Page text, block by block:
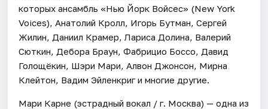
которых ансамбль «Нью Йорк Войсес» (New York
Voices), Анатолий Кролл, Игорь Бутман, Сергей
Жилин, Даниил Крамер, Лариса Долина, Валерий
Сюткин, Дебора Браун, Фабрицио Боссо, Давид
Голощёкин, Шэри Мари, Алвон Джонсон, Мирна
Клейтон, Вадим Эйленкриг и многие другие.
Мари Карне (эстрадный вокал / г. Москва) — одна из